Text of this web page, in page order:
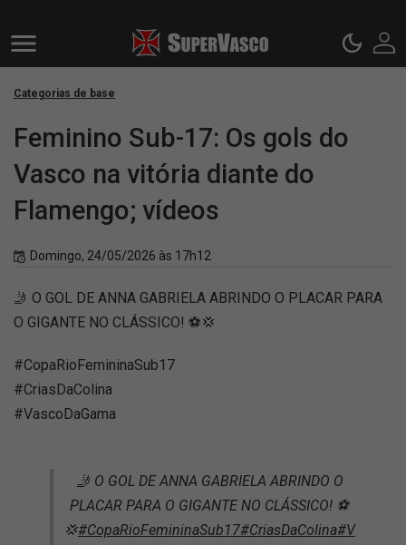
Categorias de base
Feminino Sub-17: Os gols do
Vasco na vitória diante do
Flamengo; vídeos
Domingo, 24/05/2026 às 17h12
🤳 O GOL DE ANNA GABRIELA ABRINDO O PLACAR PARA
O GIGANTE NO CLÁSSICO! ⚽️💢
#CopaRioFemininaSub17
#CriasDaColina
#VascoDaGama
🤳 O GOL DE ANNA GABRIELA ABRINDO O
PLACAR PARA O GIGANTE NO CLÁSSICO! ⚽️
💢#CopaRioFemininaSub17#CriasDaColina#V